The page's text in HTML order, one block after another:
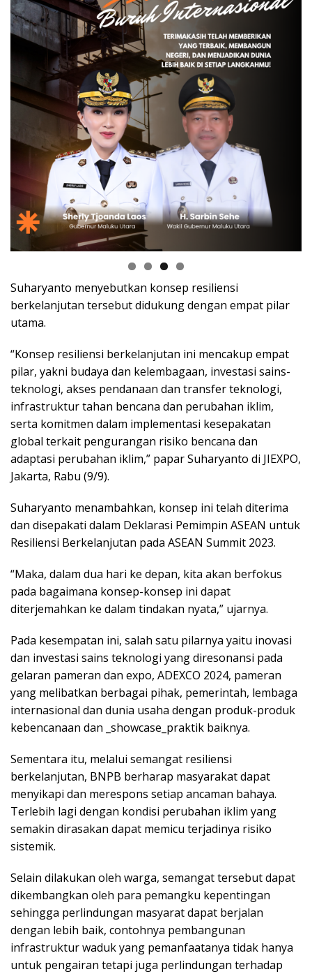
Suharyanto menyebutkan konsep resiliensi
berkelanjutan tersebut didukung dengan empat pilar
utama.
“Konsep resiliensi berkelanjutan ini mencakup empat
pilar, yakni budaya dan kelembagaan, investasi sains-
teknologi, akses pendanaan dan transfer teknologi,
infrastruktur tahan bencana dan perubahan iklim,
serta komitmen dalam implementasi kesepakatan
global terkait pengurangan risiko bencana dan
adaptasi perubahan iklim,” papar Suharyanto di JIEXPO,
Jakarta, Rabu (9/9).
Suharyanto menambahkan, konsep ini telah diterima
dan disepakati dalam Deklarasi Pemimpin ASEAN untuk
Resiliensi Berkelanjutan pada ASEAN Summit 2023.
“Maka, dalam dua hari ke depan, kita akan berfokus
pada bagaimana konsep-konsep ini dapat
diterjemahkan ke dalam tindakan nyata,” ujarnya.
Pada kesempatan ini, salah satu pilarnya yaitu inovasi
dan investasi sains teknologi yang diresonansi pada
gelaran pameran dan expo, ADEXCO 2024, pameran
yang melibatkan berbagai pihak, pemerintah, lembaga
internasional dan dunia usaha dengan produk-produk
kebencanaan dan _showcase_praktik baiknya.
Sementara itu, melalui semangat resiliensi
berkelanjutan, BNPB berharap masyarakat dapat
menyikapi dan merespons setiap ancaman bahaya.
Terlebih lagi dengan kondisi perubahan iklim yang
semakin dirasakan dapat memicu terjadinya risiko
sistemik.
Selain dilakukan oleh warga, semangat tersebut dapat
dikembangkan oleh para pemangku kepentingan
sehingga perlindungan masyarat dapat berjalan
dengan lebih baik, contohnya pembangunan
infrastruktur waduk yang pemanfaatanya tidak hanya
untuk pengairan tetapi juga perlindungan terhadap